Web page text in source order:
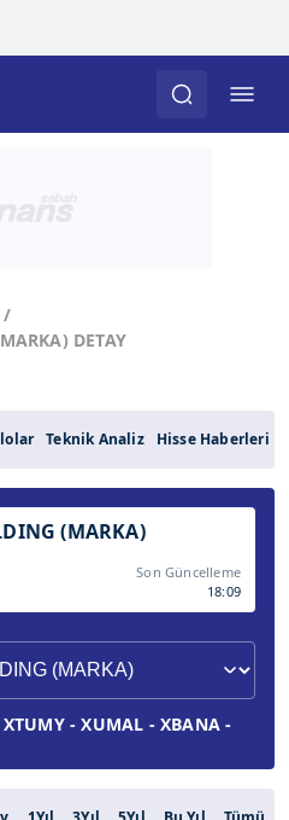
DETAY
Teknik Analiz Hisse Haberleri
(MARKA)
Son Güncelleme
18:09
- XUMAL - XBANA -